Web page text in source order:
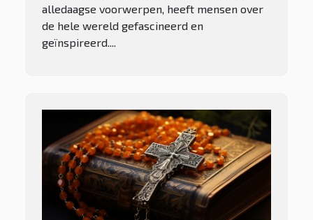
alledaagse voorwerpen, heeft mensen over
de hele wereld gefascineerd en
geïnspireerd....